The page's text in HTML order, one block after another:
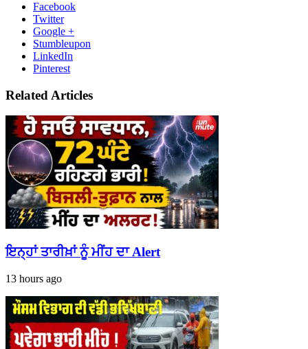
Facebook
Twitter
Google +
Stumbleupon
LinkedIn
Pinterest
Related Articles
ਇਨ੍ਹਾਂ ਤਾਰੀਖ਼ਾਂ ਨੂੰ ਮੀਂਹ ਦਾ Alert
13 hours ago